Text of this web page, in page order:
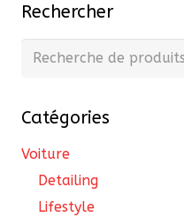
Rechercher
Recherche
Catégories
Voiture
Detailing
Lifestyle